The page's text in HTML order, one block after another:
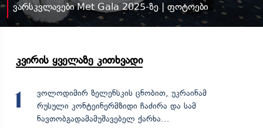
ვარსკვლავები Met Gala 2025-ზე | ფოტოები
კვირის ყველაზე კითხვადი
1
ვოლოდიმირ ზელენსკის ცნობით, უკრაინამ
რუსული კონტეინერმზიდი ჩაძირა და სამ
ნავთობგადამამუშავებელ ქარხა...